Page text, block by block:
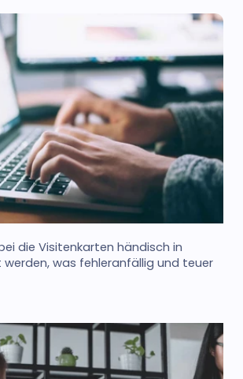
die Visitenkarten händisch in
werden, was fehleranfällig und teuer